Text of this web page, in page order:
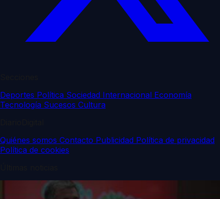
Deportes Política Sociedad Internacional Economía
Tecnología Sucesos Cultura
Quiénes somos Contacto Publicidad Política de privacidad
Política de cookies